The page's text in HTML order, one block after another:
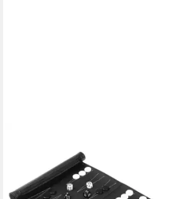
Spiel Reise Backgammon mit
praktischer Tasche
16,69 €